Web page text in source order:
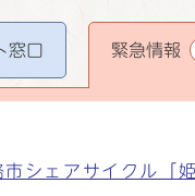
窓口 緊急情報
市シェアサイクル「